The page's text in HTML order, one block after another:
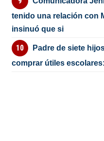
tenido una relación con
insinuó que si
Padre de siete
comprar útiles